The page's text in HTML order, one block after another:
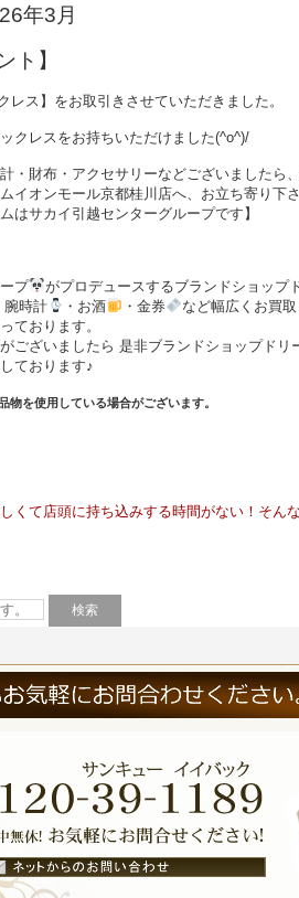
年3月
ト】
レス】をお取引きさせていただきました。
クレスをお持ちいただけました(^o^)/
・財布・アクセサリーなどございましたら
イオンモール京都桂川店へ、お立ち寄り下
はサカイ引越センターグループです】
プ
がプロデュースするブランドショップ
腕時計 ・お酒 ・金券
など幅広くお買
ております。
ございましたら 是非ブランドショップド
ております♪
を使用している場合がございます。
くて店頭に持ち込みする時間がない！そん